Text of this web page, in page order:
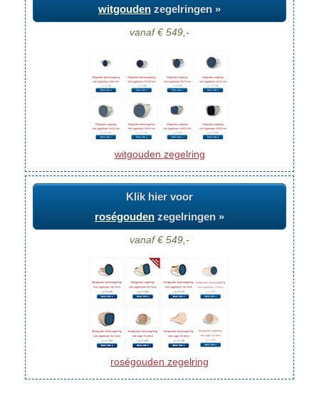
witgouden zegelringen »
vanaf € 549,-
witgouden zegelring
Klik hier voor
roségouden zegelringen »
vanaf € 549,-
roségouden zegelring